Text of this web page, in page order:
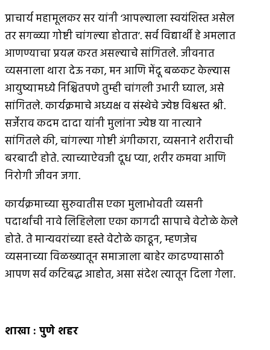
प्राचार्य महामूलकर सर यांनी ‘आपल्याला स्वयंशिस्त असेल
तर सगळ्या गोष्टी चांगल्या होतात’. सर्व विद्यार्थी हे अमलात
आणण्याचा प्रयत्न करत असल्याचे सांगितले. जीवनात
व्यसनाला थारा देऊ नका, मन आणि मेंदू बळकट केल्यास
आयुष्यामध्ये निश्चितपणे तुम्ही चांगली उभारी घ्याल, असे
सांगितले. कार्यक्रमाचे अध्यक्ष व संस्थेचे ज्येष्ठ विश्वस्त श्री.
सर्जेराव कदम दादा यांनी मुलांना ज्येष्ठ या नात्याने
सांगितले की, चांगल्या गोष्टी अंगीकारा, व्यसनाने शरीराची
बरबादी होते. त्याच्याऐवजी दूध प्या, शरीर कमवा आणि
निरोगी जीवन जगा.
कार्यक्रमाच्या सुरुवातीस एका मुलाभोवती व्यसनी
पदार्थांची नावे लिहिलेला एका कागदी सापाचे वेटोळे केले
होते. ते मान्यवरांच्या हस्ते वेटोळे काढून, म्हणजेच
व्यसनाच्या विळख्यातून समाजाला बाहेर काढण्यासाठी
आपण सर्व कटिबद्ध आहोत, असा संदेश त्यातून दिला गेला.
शाखा : पुणे शहर